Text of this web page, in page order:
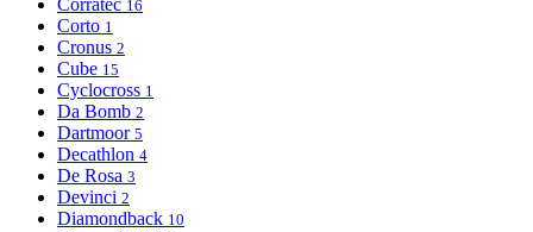
16
Corto 1
Cronus 2
Cube 15
Cyclocross 1
Da Bomb 2
Dartmoor 5
Decathlon 4
De Rosa 3
Devinci 2
Diamondback 10